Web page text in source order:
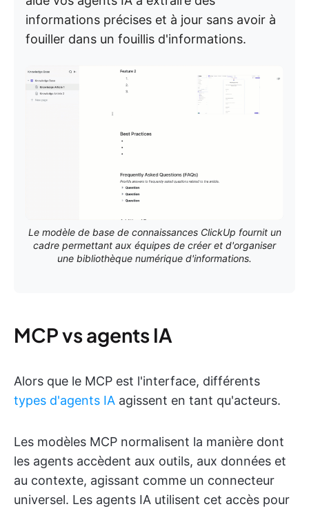
informations précises et à jour sans avoir à
fouiller dans un fouillis d'informations.
Le modèle de base de connaissances ClickUp fournit un
cadre permettant aux équipes de créer et d'organiser
une bibliothèque numérique d'informations.
MCP vs agents IA
Alors que le MCP est l'interface, différents
types d'agents IA agissent en tant qu'acteurs.
Les modèles MCP normalisent la manière dont
les agents accèdent aux outils, aux données et
au contexte, agissant comme un connecteur
universel. Les agents IA utilisent cet accès pour